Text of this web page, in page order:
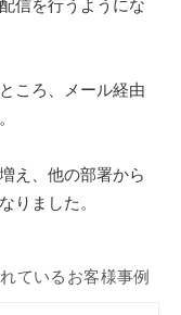
信を行うようにな
ころ、メール経由
え、他の部署から
りました。
ているお客様事例